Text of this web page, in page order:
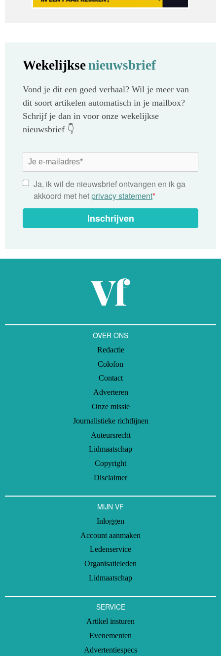
Wekelijksenieuwsbrief
Vond je dit een goed verhaal? Wil je meer van
dit soort artikelen automatisch in je mailbox?
Schrijf je dan in voor onze wekelijkse
nieuwsbrief 👇
Ja, ik wil de nieuwsbrief ontvangen en ik ga
akkoord met het privacy statement*
Inschrijven
OVER ONS
Redactie
Colofon
Contact
Adverteren
Onze missie
Journalistieke richtlijnen
Auteursrecht
Lidmaatschap
Copyright
Disclaimer
MIJN VF
Inloggen
Account aanmaken
Ledenservice
Organisatieleden
Lidmaatschap
SERVICE
Artikel insturen
Evenementen
Advertentiespecs